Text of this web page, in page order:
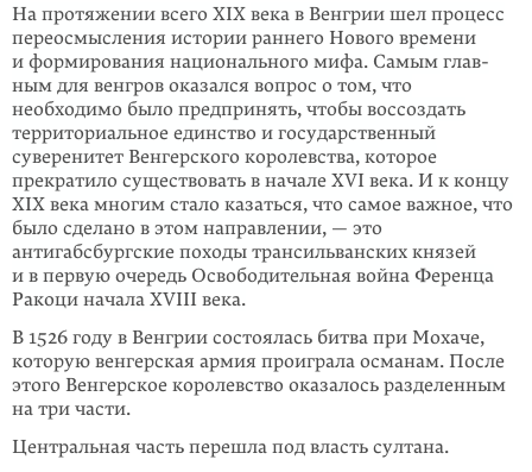
На протяжении всего XIX века в Венгрии шел процесс
переосмысления истории раннего Нового времени
и формирования национального мифа. Самым глав­
ным для венгров оказался вопрос о том, что
необходимо было предпринять, чтобы воссоздать
территориальное единство и государственный
суверенитет Венгерского королевства, которое
прекратило существовать в начале XVI века. И к концу
XIX века многим стало казаться, что самое важное, что
было сделано в этом направлении, — это
антигабсбургские походы трансильванских князей
и в первую очередь Освободительная война Ференца
Ракоци начала XVIII века.
В 1526 году в Венгрии состоялась битва при Мохаче,
которую венгерская армия проиграла османам. После
этого Венгерское королевство оказалось разделен­ным
на три части.
Центральная часть перешла под власть султана.